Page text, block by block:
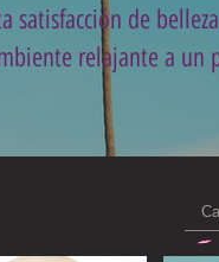
satisfacción de
relajante a un